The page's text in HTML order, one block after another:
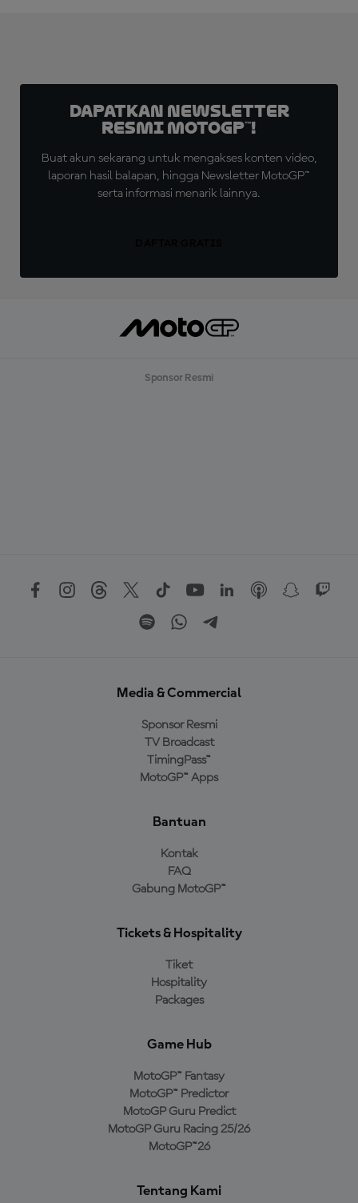
Dapatkan Newsletter
Resmi MotoGP™!
Buat akun sekarang untuk mengakses konten video,
laporan hasil balapan, hingga Newsletter MotoGP™
serta informasi menarik lainnya.
Sponsor Resmi
Media & Commercial
Sponsor Resmi
TV Broadcast
TimingPass™
MotoGP™ Apps
Bantuan
Kontak
FAQ
Gabung MotoGP™
Tickets & Hospitality
Tiket
Hospitality
Packages
Game Hub
MotoGP™ Fantasy
MotoGP™ Predictor
MotoGP Guru Predict
MotoGP Guru Racing 25/26
MotoGP™26
Tentang Kami